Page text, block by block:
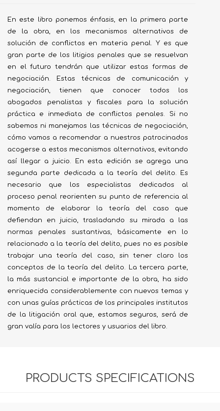
En este libro ponemos énfasis, en la primera parte
de la obra, en los mecanismos alternativos de
solución de conflictos en materia penal. Y es que
gran parte de los litigios penales que se resuelvan
en el futuro tendrán que utilizar estas formas de
negociación. Estas técnicas de comunicación y
negociación, tienen que conocer todos los
abogados penalistas y fiscales para la solución
práctica e inmediata de conflictos penales. Si no
sabemos ni manejamos las técnicas de negociación,
cómo vamos a recomendar a nuestros patrocinados
acogerse a estos mecanismos alternativos, evitando
así llegar a juicio. En esta edición se agrega una
segunda parte dedicada a la teoría del delito. Es
necesario que los especialistas dedicados al
proceso penal reorienten su punto de referencia al
momento de elaborar la teoría del caso que
defiendan en juicio, trasladando su mirada a las
normas penales sustantivas, básicamente en lo
relacionado a la teoría del delito, pues no es posible
trabajar una teoría del caso, sin tener claro los
conceptos de la teoría del delito. La tercera parte,
la más sustancial e importante de la obra, ha sido
enriquecida considerablemente con nuevos temas y
con unas guías prácticas de los principales institutos
de la litigación oral que, estamos seguros, será de
gran valía para los lectores y usuarios del libro.
PRODUCTS SPECIFICATIONS